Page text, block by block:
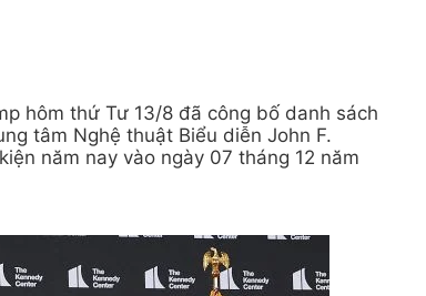
hôm thứ Tư 13/8 đã công bố danh sách
tâm Nghệ thuật Biểu diễn John F.
năm nay vào ngày 07 tháng 12 năm